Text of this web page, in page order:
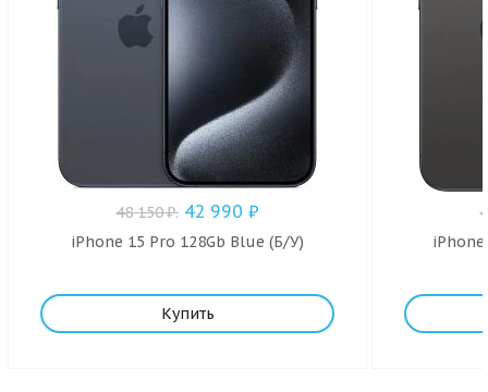
48 150₽. 42 990 ₽
iPhone 15 Pro 128Gb Blue (Б/У)
Купить
iPhone